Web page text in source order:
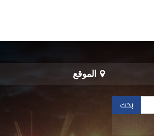
الموقع